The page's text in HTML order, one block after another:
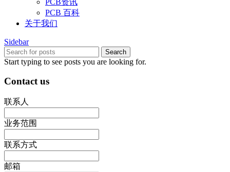
PCB 百科
关于我们
Sidebar
Search
Start typing to see posts you are looking for.
Contact us
联系人
业务范围
联系方式
邮箱